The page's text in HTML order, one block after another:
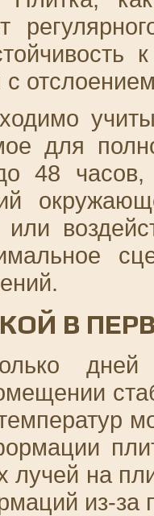
с
для
48 часов,
или
В
дней
лучей на
из-за